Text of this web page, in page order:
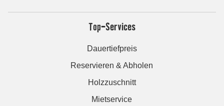
Top-Services
Dauertiefpreis
Reservieren & Abholen
Holzzuschnitt
Mietservice